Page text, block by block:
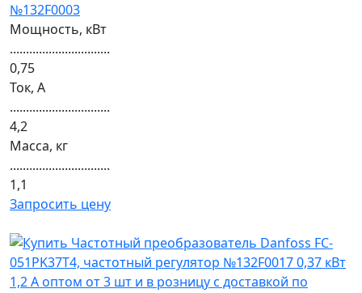
№132F0003
Мощность, кВт
...............................
0,75
Ток, А
...............................
4,2
Масса, кг
...............................
1,1
Запросить цену